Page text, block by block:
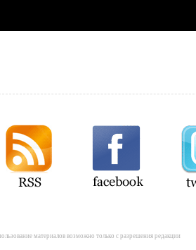
материалов возможно только с разрешения редакции